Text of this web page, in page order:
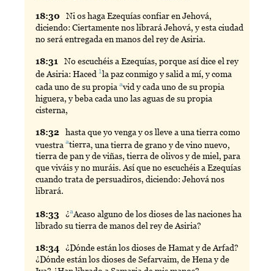
18:30 Nios haga Ezequías confiar en Jehová,
diciendo: Ciertamente nos librará Jehová, y esta ciudad
no será entregada en manos del rey de Asiria.
18:31 No escuchéis a Ezequías, porque así dice el rey
de Asiria: Haced1la paz conmigo y salid a mí, y coma
cada uno de su propiaavidy cada uno de su propia
higuera, y beba cada uno las aguas de su propia
cisterna,
18:32 hasta que yo venga y os lleve a una tierra como
vuestraatierra, una tierra de grano y de vino nuevo,
tierra de pan y de viñas, tierra de olivos y de miel, para
que viváis y no muráis. Así que no escuchéis a Ezequías
cuando trata de persuadiros, diciendo: Jehová nos
librará.
18:33 ¿aAcaso alguno de los dioses de las naciones ha
librado su tierra de manos del rey de Asiria?
18:34
¿Dónde están los dioses de Hamat y de Arfad?
¿Dónde están los dioses de Sefarvaim, de Hena y de